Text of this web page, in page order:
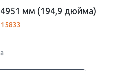
мм (194,9 дюйма)